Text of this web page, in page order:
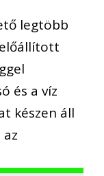
legtöbb
és a víz
készen áll